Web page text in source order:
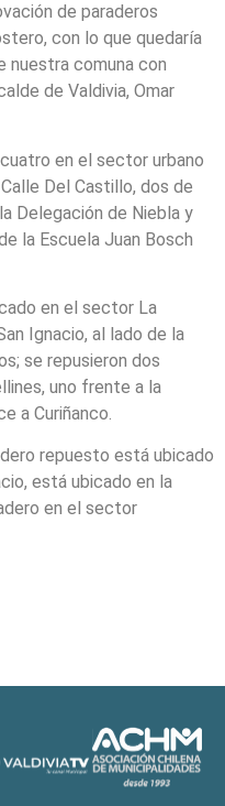
de paraderos
con lo que quedaría
nuestra comuna con
de Valdivia, Omar
en el sector urbano
Del Castillo, dos de
Delegación de Niebla y
la Escuela Juan Bosch
en el sector La
Ignacio, al lado de la
se repusieron dos
uno frente a la
a Curiñanco.
repuesto está ubicado
está ubicado en la
en el sector